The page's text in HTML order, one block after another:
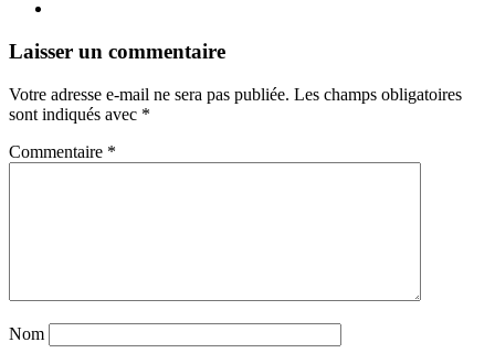
Navigation
articles
←
→
Laisser un commentaire
Votre adresse e-mail ne sera pas publiée. Les champs obligatoires
sont indiqués avec *
Commentaire *
Nom